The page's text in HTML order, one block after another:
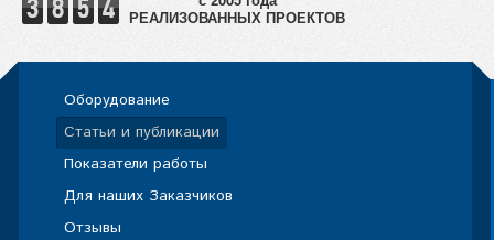
РЕАЛИЗОВАННЫХ ПРОЕКТОВ
Оборудование
Статьи и публикации
Показатели работы
Для наших Заказчиков
Отзывы